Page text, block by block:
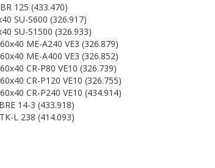
125 (433.470)
SU-S600 (326.917)
SU-S1500 (326.933)
ME-A240 VE3 (326.879)
ME-A400 VE3 (326.852)
CR-P80 VE10 (326.739)
CR-P120 VE10 (326.755)
CR-P240 VE10 (434.914)
14-3 (433.918)
L 238 (414.093)